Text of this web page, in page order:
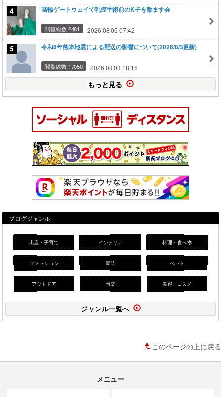
高輪ゲートウェイで乳癌手術前のK子を励ます会
閲覧総数 2481 2026.08.05 07:42
令和8年熊本地震による配送の影響について(2026/8/3更新)
閲覧総数 17050 2026.08.03 18:15
もっと見る
ブログジャンル
出産・子育て インテリア 料理・食べ物
ファッション 園芸 ペット
アウトドア 音楽 美容・コスメ
ジャンル一覧へ
このページの上に戻る
メニュー